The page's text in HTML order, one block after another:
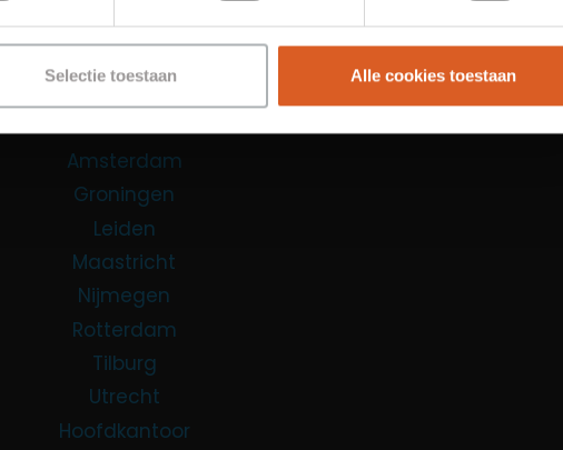
Selectie toestaan Alle cookies toestaan
Kantoorfuncties
Locaties
Amsterdam
Groningen
Leiden
Maastricht
Nijmegen
Rotterdam
Tilburg
Utrecht
Hoofdkantoor